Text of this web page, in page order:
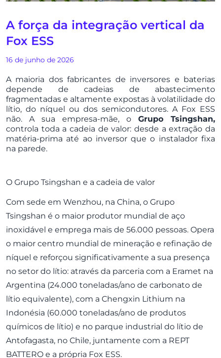
A força da integração vertical da
Fox ESS
16 de junho de 2026
A maioria dos fabricantes de inversores e baterias
depende de cadeias de abastecimento
fragmentadas e altamente expostas à volatilidade do
lítio, do níquel ou dos semicondutores. A Fox ESS
não. A sua empresa-mãe, o Grupo Tsingshan,
controla toda a cadeia de valor: desde a extração da
matéria-prima até ao inversor que o instalador fixa
na parede.
O Grupo Tsingshan e a cadeia de valor
Com sede em Wenzhou, na China, o Grupo
Tsingshan é o maior produtor mundial de aço
inoxidável e emprega mais de 56.000 pessoas. Opera
o maior centro mundial de mineração e refinação de
níquel e reforçou significativamente a sua presença
no setor do lítio: através da parceria com a Eramet na
Argentina (24.000 toneladas/ano de carbonato de
lítio equivalente), com a Chengxin Lithium na
Indonésia (60.000 toneladas/ano de produtos
químicos de lítio) e no parque industrial do lítio de
Antofagasta, no Chile, juntamente com a REPT
BATTERO e a própria Fox ESS.